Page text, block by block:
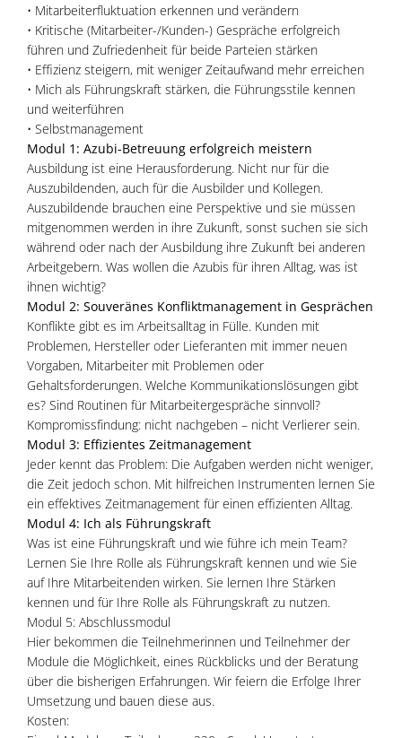
• Mitarbeiterfluktuation erkennen und verändern
• Kritische (Mitarbeiter-/Kunden-) Gespräche erfolgreich
führen und Zufriedenheit für beide Parteien stärken
• Effizienz steigern, mit weniger Zeitaufwand mehr erreichen
• Mich als Führungskraft stärken, die Führungsstile kennen
und weiterführen
• Selbstmanagement
Modul 1: Azubi-Betreuung erfolgreich meistern
Ausbildung ist eine Herausforderung. Nicht nur für die
Auszubildenden, auch für die Ausbilder und Kollegen.
Auszubildende brauchen eine Perspektive und sie müssen
mitgenommen werden in ihre Zukunft, sonst suchen sie sich
während oder nach der Ausbildung ihre Zukunft bei anderen
Arbeitgebern. Was wollen die Azubis für ihren Alltag, was ist
ihnen wichtig?
Modul 2: Souveränes Konfliktmanagement in Gesprächen
Konflikte gibt es im Arbeitsalltag in Fülle. Kunden mit
Problemen, Hersteller oder Lieferanten mit immer neuen
Vorgaben, Mitarbeiter mit Problemen oder
Gehaltsforderungen. Welche Kommunikationslösungen gibt
es? Sind Routinen für Mitarbeitergespräche sinnvoll?
Kompromissfindung: nicht nachgeben – nicht Verlierer sein.
Modul 3: Effizientes Zeitmanagement
Jeder kennt das Problem: Die Aufgaben werden nicht weniger,
die Zeit jedoch schon. Mit hilfreichen Instrumenten lernen Sie
ein effektives Zeitmanagement für einen effizienten Alltag.
Modul 4: Ich als Führungskraft
Was ist eine Führungskraft und wie führe ich mein Team?
Lernen Sie Ihre Rolle als Führungskraft kennen und wie Sie
auf Ihre Mitarbeitenden wirken. Sie lernen Ihre Stärken
kennen und für Ihre Rolle als Führungskraft zu nutzen.
Modul 5: Abschlussmodul
Hier bekommen die Teilnehmerinnen und Teilnehmer der
Module die Möglichkeit, eines Rückblicks und der Beratung
über die bisherigen Erfahrungen. Wir feiern die Erfolge Ihrer
Umsetzung und bauen diese aus.
Kosten: